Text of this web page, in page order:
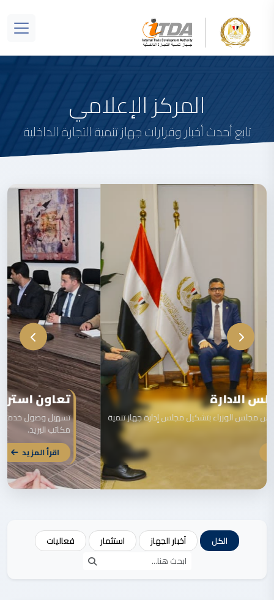
المركز الإعلامي
تابع أحدث أخبار وقرارات جهاز تنمية التجارة الداخلية
تعاون استراتيجي مع البريد المصري
تسهيل وصول خدمات الجهاز للمواطنين في كافة المحافظات عبر
الكل أخبار الجهاز استثمار فعاليات